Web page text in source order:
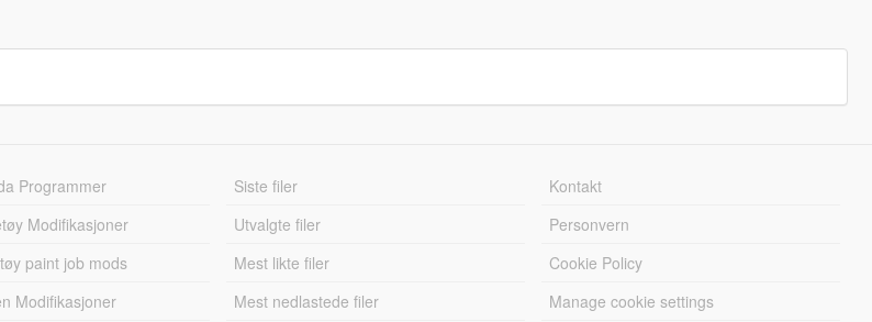
Programmer
Modifikasjoner
paint job mods
Modifikasjoner
Siste filer
Utvalgte filer
Mest likte filer
Mest nedlastede filer
Kontakt
Personvern
Cookie Policy
Manage cookie settings